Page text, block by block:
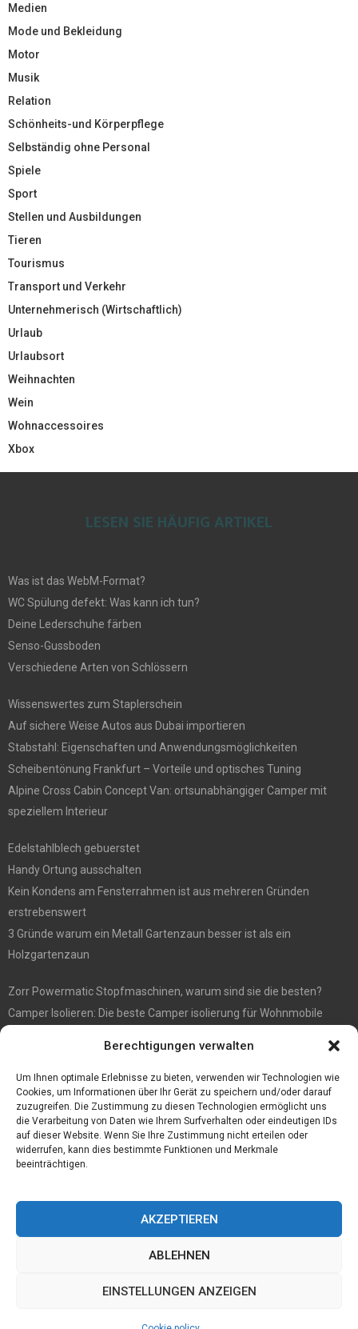
Berechtigungen verwalten
Um Ihnen optimale Erlebnisse zu bieten, verwenden wir Technologien wie
Cookies, um Informationen über Ihr Gerät zu speichern und/oder darauf
zuzugreifen. Die Zustimmung zu diesen Technologien ermöglicht uns
die Verarbeitung von Daten wie Ihrem Surfverhalten oder eindeutigen IDs
auf dieser Website. Wenn Sie Ihre Zustimmung nicht erteilen oder
widerrufen, kann dies bestimmte Funktionen und Merkmale
beeinträchtigen.
AKZEPTIEREN
ABLEHNEN
EINSTELLUNGEN ANZEIGEN
Medien
Mode und Bekleidung
Motor
Musik
Relation
Schönheits-und Körperpflege
Selbständig ohne Personal
Spiele
Sport
Stellen und Ausbildungen
Tieren
Tourismus
Transport und Verkehr
Unternehmerisch (Wirtschaftlich)
Urlaub
Urlaubsort
Weihnachten
Wein
Wohnaccessoires
Xbox
LESEN SIE HÄUFIG ARTIKEL
Was ist das WebM-Format?
WC Spülung defekt: Was kann ich tun?
Deine Lederschuhe färben
Senso-Gussboden
Verschiedene Arten von Schlössern
Wissenswertes zum Staplerschein
Auf sichere Weise Autos aus Dubai importieren
Stabstahl: Eigenschaften und Anwendungsmöglichkeiten
Scheibentönung Frankfurt – Vorteile und optisches Tuning
Alpine Cross Cabin Concept Van: ortsunabhängiger Camper mit
speziellem Interieur
Edelstahlblech gebuerstet
Handy Ortung ausschalten
Kein Kondens am Fensterrahmen ist aus mehreren Gründen
erstrebenswert
3 Gründe warum ein Metall Gartenzaun besser ist als ein
Holzgartenzaun
Zorr Powermatic Stopfmaschinen, warum sind sie die besten?
Camper Isolieren: Die beste Camper isolierung für Wohnmobile
Immobilienmakler Gökay Gündüz
Masterarbeit auf Englisch: Anleitung zum Verfassen